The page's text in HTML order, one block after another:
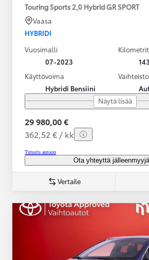
Touring Sports 2,0 Hybrid GR SPORT
Vaasa
HYBRIDI
Vuosimalli
07-2023
Kilometrit
Käyttövoima
Hybridi Bensiini
Vaihteisto
Näytä lisää
29 980,00 €
362,52 € / kk
Tutustu autoon
Ota yhteyttä
Vertaile